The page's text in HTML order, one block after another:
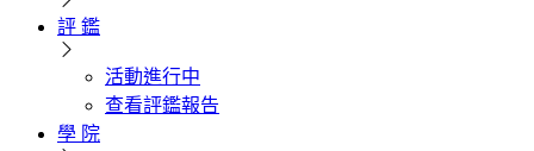
評 鑑
活動進行中
查看評鑑報告
學 院